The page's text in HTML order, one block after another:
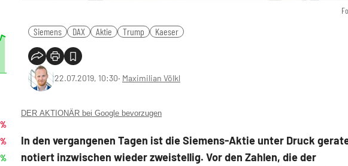
Siemens DAX Aktie Trump Kaeser
22.07.2019, 10:30‧ Maximilian Völkl
DER AKTIONÄR bei Google bevorzugen
In den vergangenen Tagen ist die Siemens-Aktie unter Druck
notiert inzwischen wieder zweistellig. Vor den Zahlen, die der
%
%
%